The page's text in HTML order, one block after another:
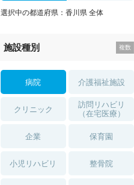
選択中の都道府県：香川県 全体
施設種別
病院 介護福祉施設
クリニック
訪問リハビリ
（在宅医療）
企業 保育園
小児リハビリ 整骨院